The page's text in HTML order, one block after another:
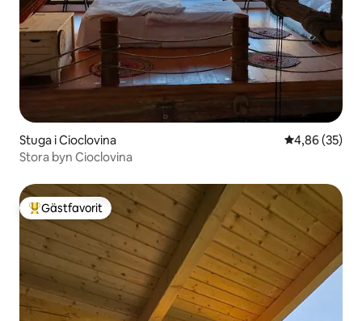
Stuga i Cioclovina 4,86 av 5 i
4,86 (35)
Stora byn Cioclovina
Populär gästfavorit
Gästfavorit